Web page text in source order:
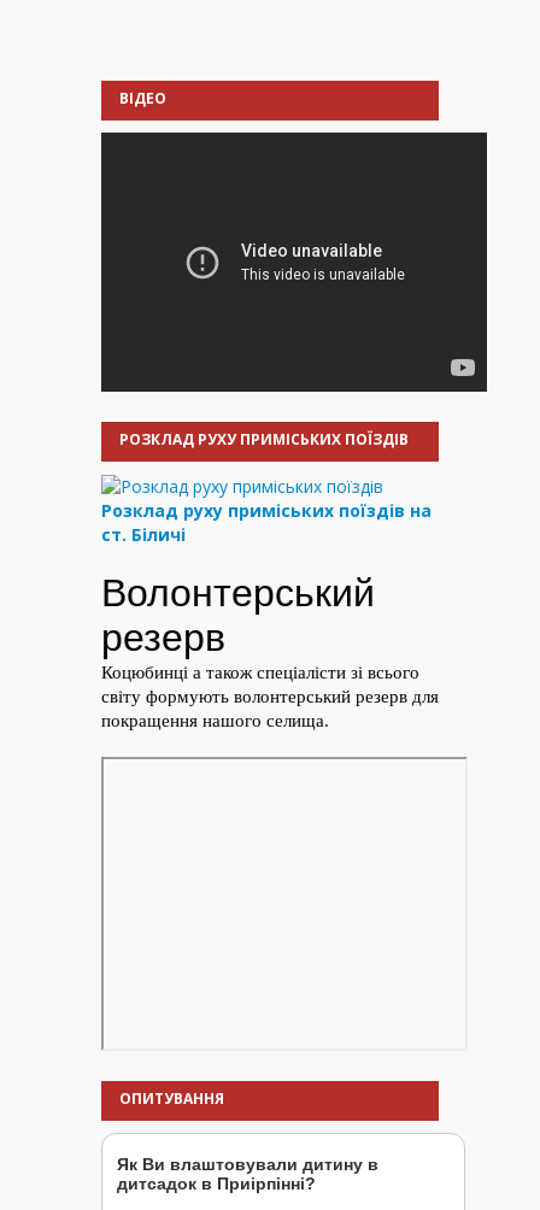
ВІДЕО
РОЗКЛАД РУХУ ПРИМІСЬКИХ ПОЇЗДІВ
Розклад руху приміських поїздів на
ст. Біличі
ОПИТУВАННЯ
Як Ви влаштовували дитину в
дитсадок в Приірпінні?